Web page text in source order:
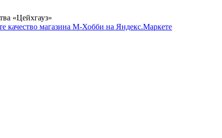
«Цейхгауз»